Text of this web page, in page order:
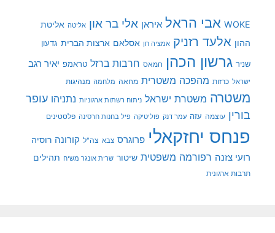
WOKE אבי הראל איראן אלי בר און אליטה
אליטת
אלעד רזניק אמציה חן אסלאם ארצות הברית גדעון
גרשון הכהן חמאס חרבות ברזל טראמפ יאיר רגב
כרזות מהפכה משטרית מחאה מלחמה מנהיגות
משטרה משטרת ישראל ניתוח רשתות ארגוניות נתניהו עופר
בורין עוצמה עזה עמר דנק פוליטיקה פיל בחנות חרסינה פלסטינים
פנחס יחזקאלי פרוגרס צבא צה"ל קורונה רוסיה
רועי צזנה רפורמה משפטית שיטור שרית אונגר משיח תהילים
תרבות ארגונית